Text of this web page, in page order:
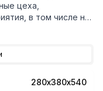
цеха,
в том числе не
280х380х540